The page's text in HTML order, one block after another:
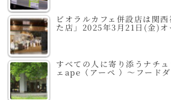
ビオラルカフェ併設店は関
た店」2025年3月21日(金)オ
すべての人に寄り添うナチ
ェape（アーペ ）～フード